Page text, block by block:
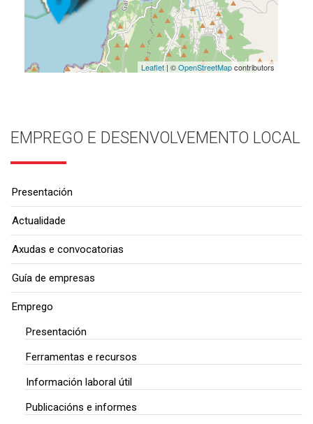
Leaflet| ©OpenStreetMapcontributors
EMPREGO E DESENVOLVEMENTO LOCAL
Presentación
Actualidade
Axudas e convocatorias
Guía de empresas
Emprego
Presentación
Ferramentas e recursos
Información laboral útil
Publicacións e informes